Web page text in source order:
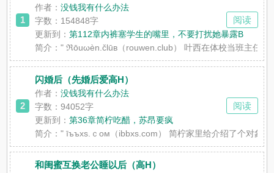
1
作者：没钱我有什么办法
字数：154848字
更新到：第112章内裤塞学生的嘴里，不要打扰她暴露B
简介：" ℜōuωèn.člūв（rouwen.club） 叶西在体校当班主任
阅读
2
闪婚后（先婚后爱高H）
作者：没钱我有什么办法
字数：94052字
更新到：第36章简柠吃醋，苏昂要疯
简介：" īъъxs.ｃoм（ibbxs.com） 简柠家里给介绍了个对象
阅读
和闺蜜互换老公睡以后（高H）